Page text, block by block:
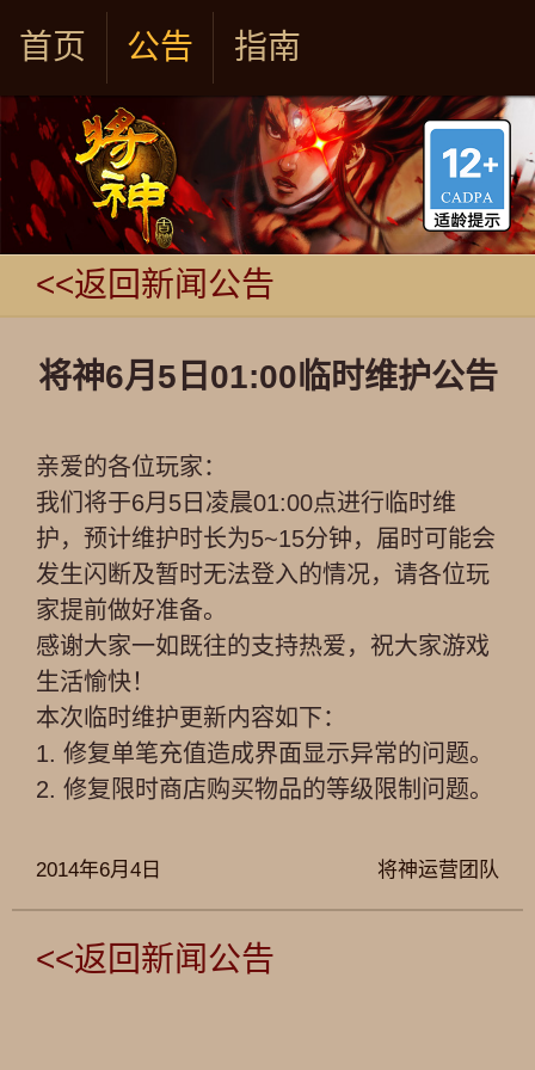
首页 公告 指南
<<返回新闻公告
将神6月5日01:00临时维护公告
亲爱的各位玩家：
我们将于6月5日凌晨01:00点进行临时维
护，预计维护时长为5~15分钟，届时可能会
发生闪断及暂时无法登入的情况，请各位玩
家提前做好准备。
感谢大家一如既往的支持热爱，祝大家游戏
生活愉快！
本次临时维护更新内容如下：
1. 修复单笔充值造成界面显示异常的问题。
2. 修复限时商店购买物品的等级限制问题。
将神运营团队
2014年6月4日
<<返回新闻公告